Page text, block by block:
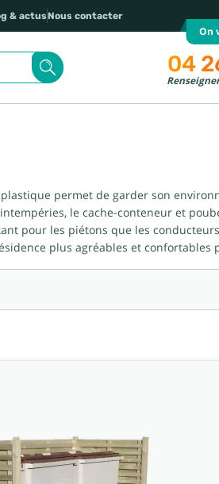
& actusNous contacter
On
04
permet de garder son
le cache-conteneur et
pour les piétons que les
plus agréables et confortables